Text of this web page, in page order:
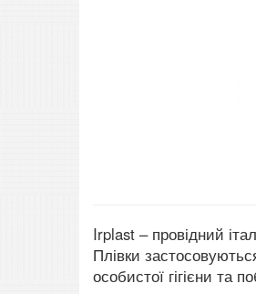
Irplast – провідний
Плівки
особистої гігієни та